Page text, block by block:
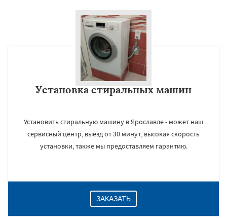
Установка стиральных машин
Установить стиральную машину в Ярославле - может наш
сервисный центр, выезд от 30 минут, высокая скорость
установки, также мы предоставляем гарантию.
ЗАКАЗАТЬ